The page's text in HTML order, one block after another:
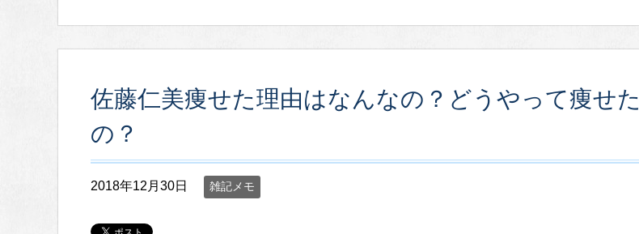
佐藤仁美痩せた理由はなんなの？どうやって痩せた
の？
2018年12月30日 雑記メモ